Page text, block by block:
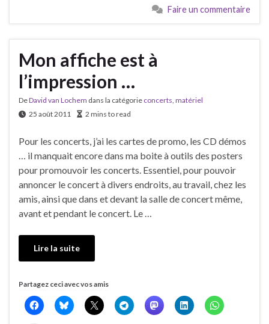
Faire un commentaire
Mon affiche est à
l’impression …
DeDavid van Lochem dans la catégorie concerts matériel
25 août 2011
2 mins to read
Pour les concerts, j’ai les cartes de promo, les CD démos
… il manquait encore dans ma boite à outils des posters
pour promouvoir les concerts. Essentiel, pour pouvoir
annoncer le concert à divers endroits, au travail, chez les
amis, ainsi que dans et devant la salle de concert même,
avant et pendant le concert. Le …
Lire la suite
Partagez ceci avec vos amis